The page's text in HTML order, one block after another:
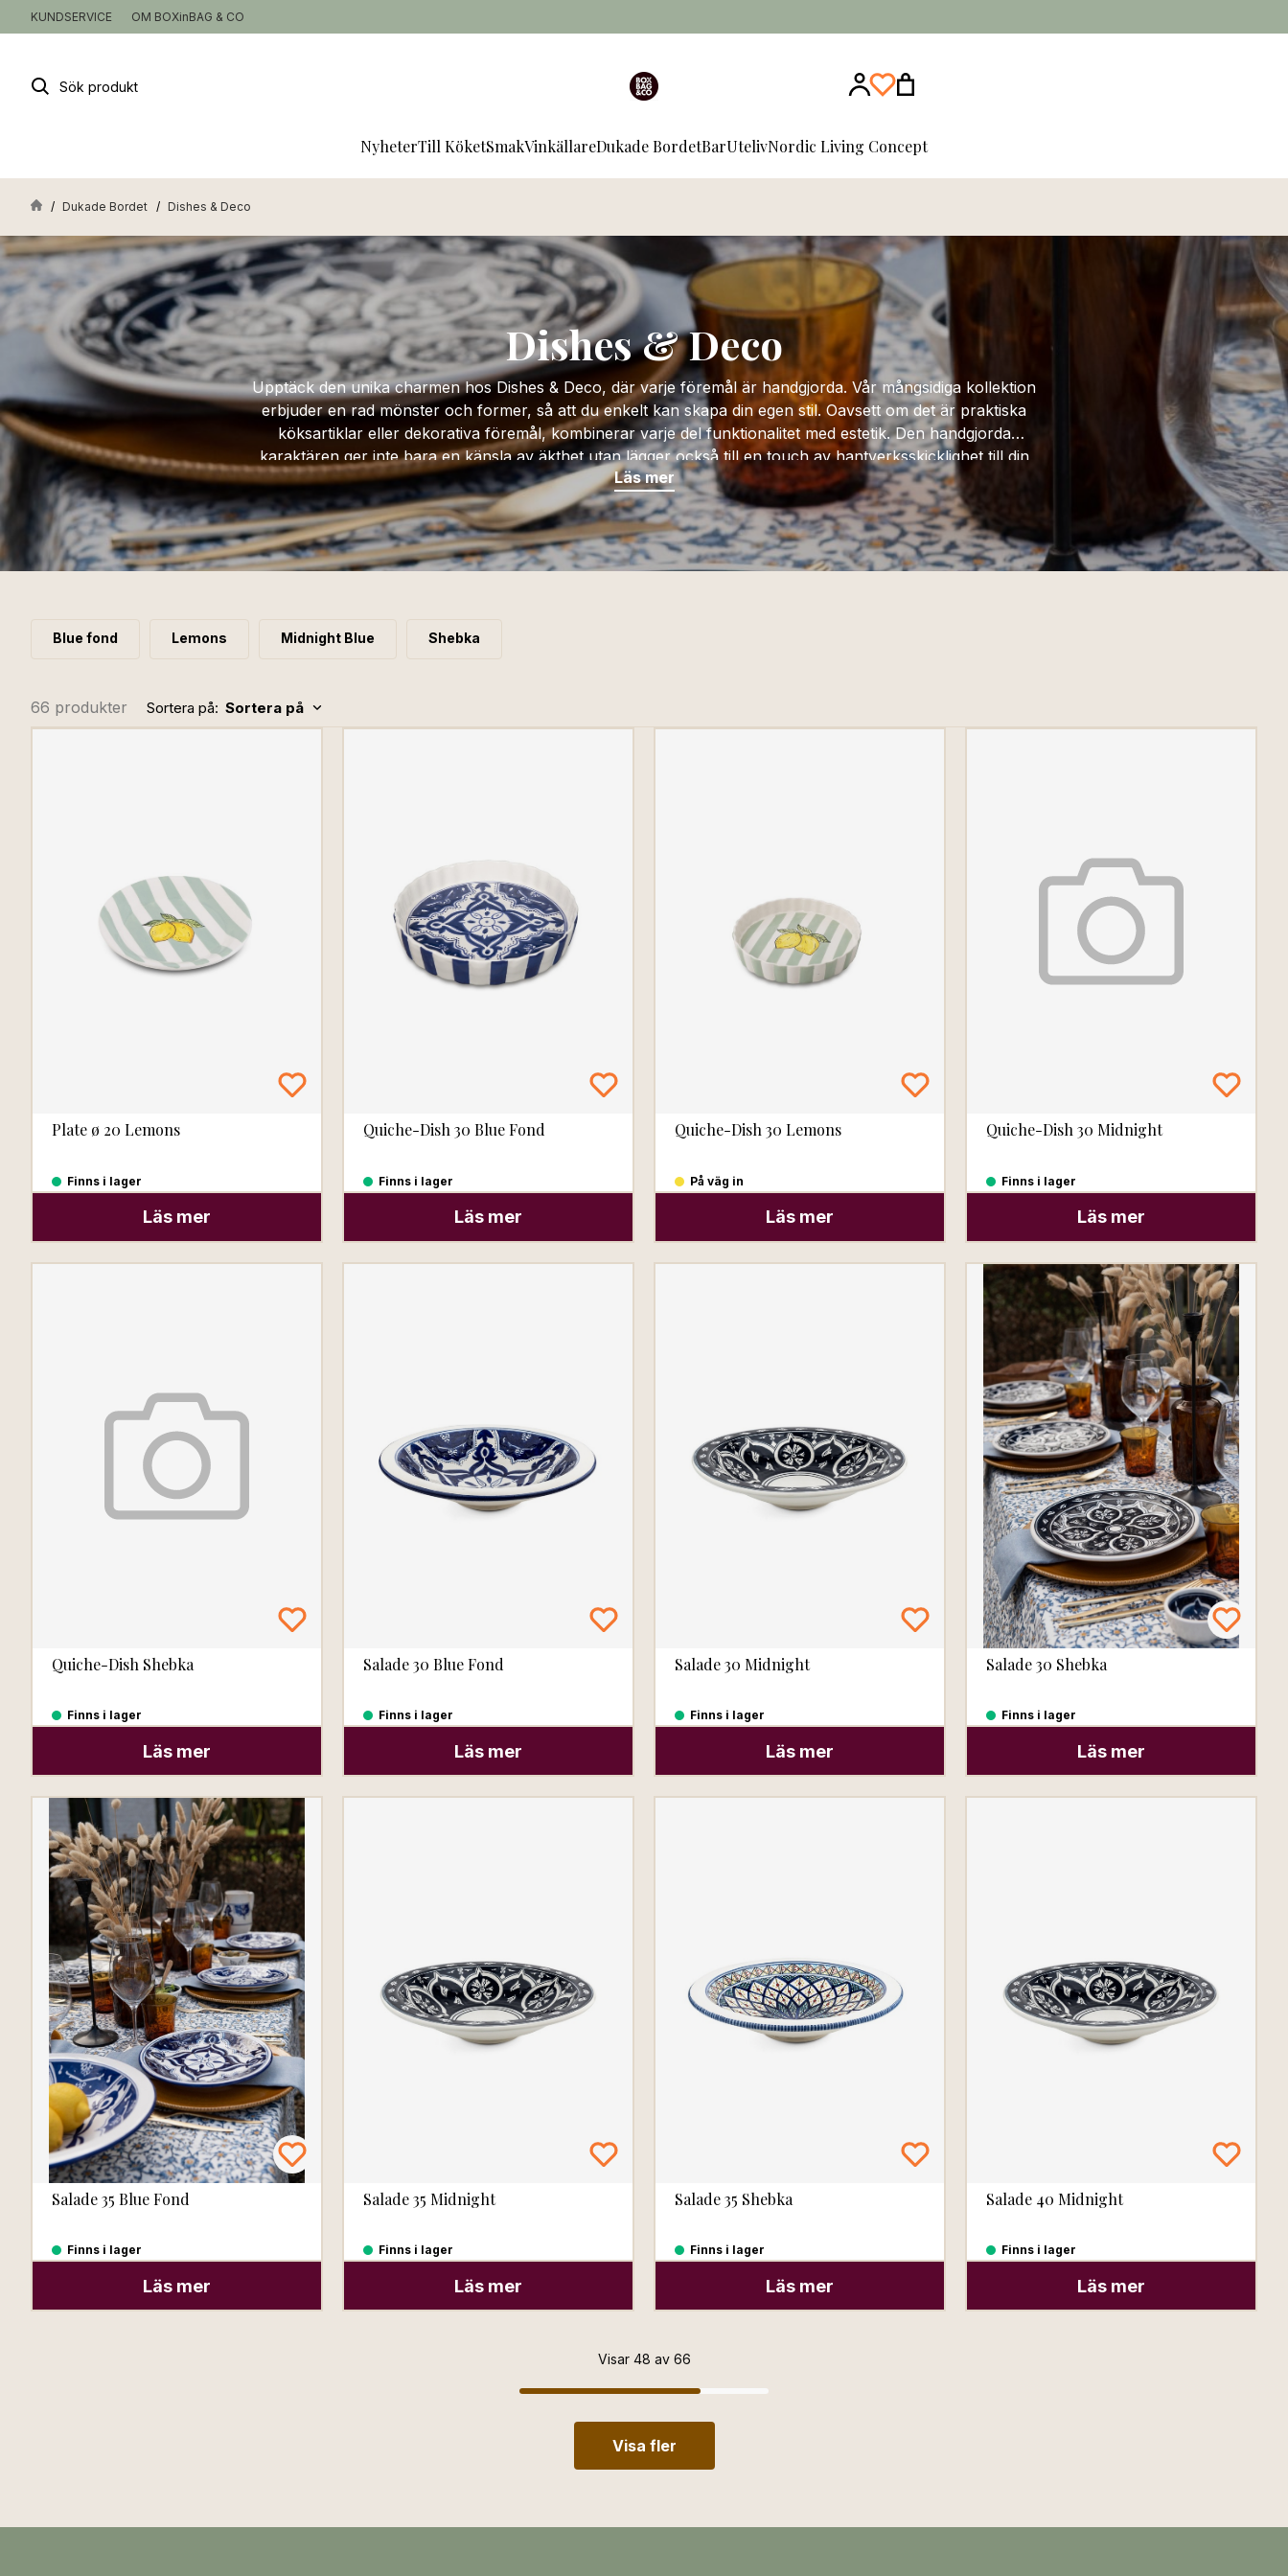
KUNDSERVICE OM BOXinBAG & CO
Sök
NyheterTill KöketSmakVinkällareDukade BordetBarUtelivNordic Living Concept
Dukade Bordet Dishes & Deco
Dishes & Deco
Upptäck den unika charmen hos Dishes & Deco, där varje föremål är handgjorda. Vår mångsidiga kollektion
erbjuder en rad mönster och former, så att du enkelt kan skapa din egen stil. Oavsett om det är praktiska
köksartiklar eller dekorativa föremål, kombinerar varje del funktionalitet med estetik. Den handgjorda
karaktären ger inte bara en känsla av äkthet utan lägger också till en touch av hantverksskicklighet till din
interiör. Låt våra handgjorda skapelser berika ditt hem och spegla din personlighet.
Läs mer
Blue fond Lemons Midnight Blue Shebka
66 produkter Sortera på: Sortera på
Plate ø 20 Lemons
Finns i lager
Läs mer
Quiche-Dish 30 Blue Fond
Finns i lager
Läs mer
Quiche-Dish 30 Lemons
På väg in
Läs mer
Quiche-Dish 30 Midnight
Finns i lager
Läs mer
Quiche-Dish Shebka
Finns i lager
Läs mer
Salade 30 Blue Fond
Finns i lager
Läs mer
Salade 30 Midnight
Finns i lager
Läs mer
Salade 30 Shebka
Finns i lager
Läs mer
Salade 35 Blue Fond
Finns i lager
Läs mer
Salade 35 Midnight
Finns i lager
Läs mer
Salade 35 Shebka
Finns i lager
Läs mer
Salade 40 Midnight
Finns i lager
Läs mer
Visar 48 av 66
Visa fler